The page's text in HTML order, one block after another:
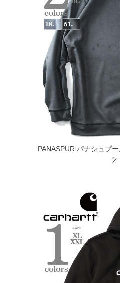
PANASPUR パナシュプ
ク